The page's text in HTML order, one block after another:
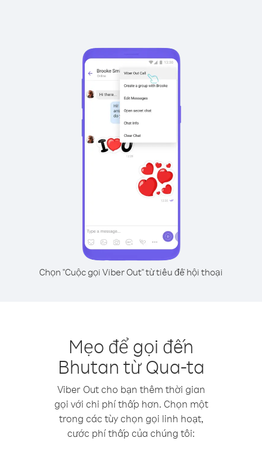
Chọn "Cuộc gọi Viber Out" từ tiêu đề hội thoại
Mẹo để gọi đến
Bhutan từ Qua-ta
Viber Out cho bạn thêm thời gian
gọi với chi phí thấp hơn. Chọn một
trong các tùy chọn gọi linh hoạt,
cước phí thấp của chúng tôi: